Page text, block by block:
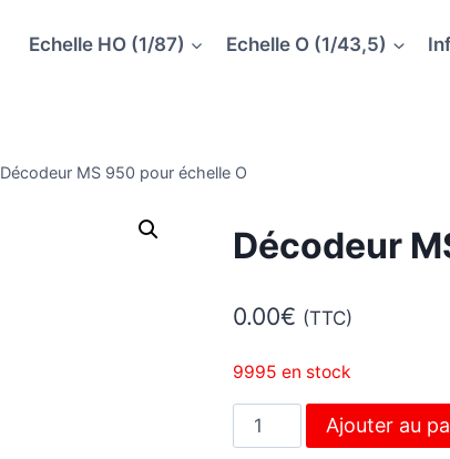
Echelle HO (1/87) Echelle O (1/43,5)
Décodeur MS 950 pour échelle O
Décodeur
0.00€ (TTC)
9995 en stock
quantité
de
Ajouter au